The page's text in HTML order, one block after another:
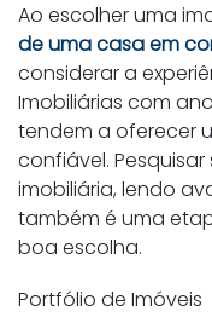
Ao escolher uma
de uma casa em
considerar a
Imobiliárias com
tendem a oferecer
confiável.
imobiliária, lendo
também é uma
boa escolha.
Portfólio de Imóveis